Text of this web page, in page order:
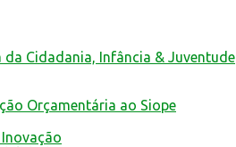
Cidadania, Infância & Juventude
Orçamentária ao Siope